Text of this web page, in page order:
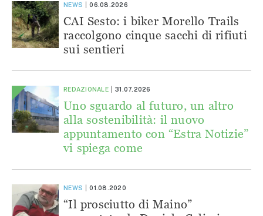
NEWS 06.08.2026
CAI Sesto: i biker Morello Trails
raccolgono cinque sacchi di rifiuti
sui sentieri
REDAZIONALE 31.07.2026
Uno sguardo al futuro, un altro
alla sostenibilità: il nuovo
appuntamento con “Estra Notizie”
vi spiega come
NEWS 01.08.2020
“Il prosciutto di Maino”